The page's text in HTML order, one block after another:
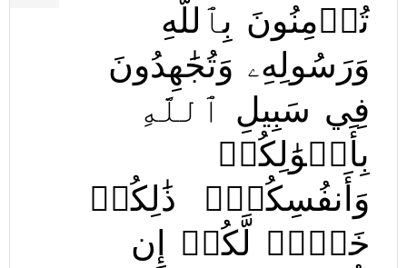
تُؤۡمِنُونَ بِٱللَّهِ
وَرَسُولِهِۦ وَتُجَٰهِدُونَ
فِي سَبِيلِ ٱللَّهِ
بِأَمۡوَٰلِكُمۡ
وَأَنفُسِكُمۡۚ
ذَٰلِكُمۡ
خَيۡرٞ لَّكُمۡ
إِن